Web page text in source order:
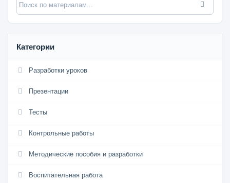
Категории
Разработки уроков
Презентации
Тесты
Контрольные работы
Методические пособия и разработки
Воспитательная работа